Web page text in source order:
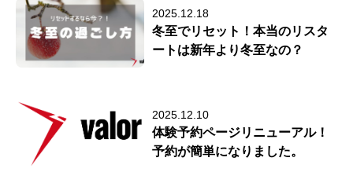
2025.12.18
冬至でリセット！本当のリスタ
ートは新年より冬至なの？
2025.12.10
体験予約ページリニューアル！
予約が簡単になりました。